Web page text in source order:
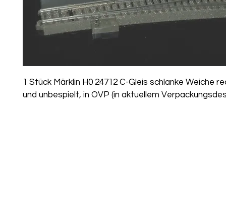
1 Stück Märklin H0 24712 C-Gleis schlanke Weiche
und unbespielt, in OVP (in aktuellem